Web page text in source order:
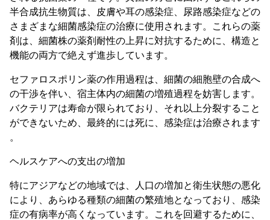
半合成抗生物質は、皮膚や耳の感染症、尿路感染症などの
さまざまな細菌感染症の治療に使用されます。これらの薬
剤は、細菌株の薬剤耐性の上昇に対抗するために、構造と
機能の両方で絶えず進歩しています。
セファロスポリン薬の作用過程は、細菌の細胞壁の合成へ
の干渉を伴い、宿主体内の細菌の増殖過程を妨害します。
バクテリアは寿命が限られており、それ以上分裂すること
ができないため、最終的には死に、感染症は治療されます
。
ヘルスケアへの支出の増加
特にアジアなどの地域では、人口の増加と衛生状態の悪化
により、あらゆる種類の細菌の繁殖地となっており、感染
症の有病率が高くなっています。これを回避するために、